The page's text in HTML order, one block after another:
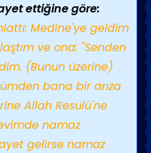
ettiğine göre:
Medine'ye geldim
ve ona: "Senden
(Bunun üzerine)
bana bir arıza
Allah Resulü'ne
namaz
gelirse namaz